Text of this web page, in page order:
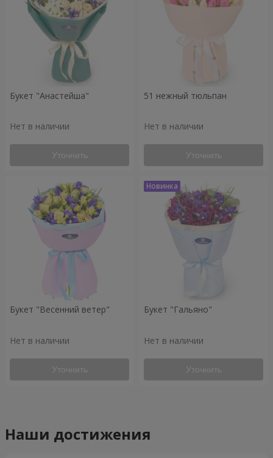
Букет "Анастейша"
Нет в наличии
Уточнить
51 нежный тюльпан
Нет в наличии
Уточнить
Букет "Весенний ветер"
Нет в наличии
Уточнить
Букет "Гальяно"
Нет в наличии
Уточнить
Наши достижения